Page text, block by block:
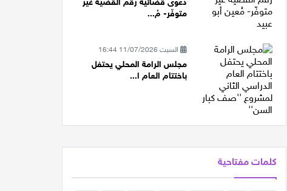
متوفّر- مُ...
السبت 11/07/2026 16:44
مجلس الرامة المحلي يحتفل
باختتام العام ا...
كلمات مفتاحية